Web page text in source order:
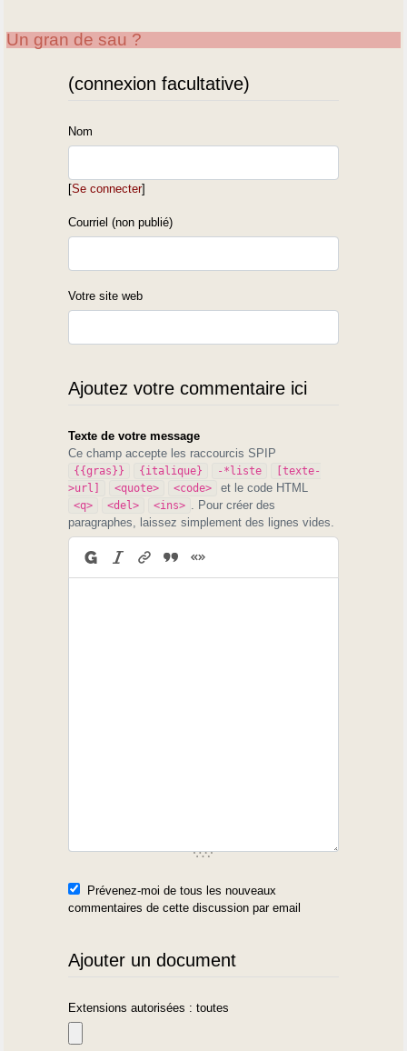
Un gran de sau ?
(connexion facultative)
Nom
[Se connecter]
Courriel (non publié)
Votre site web
Ajoutez votre commentaire ici
Texte de votre message
Ce champ accepte les raccourcis SPIP
{{gras}} {italique} -*liste
[texte-
>url]
<quote> <code> et le code HTML
<q> <del> <ins>
. Pour créer des
paragraphes, laissez simplement des lignes vides.
Prévenez-moi de tous les nouveaux
commentaires de cette discussion par email
Ajouter un document
Extensions autorisées : toutes